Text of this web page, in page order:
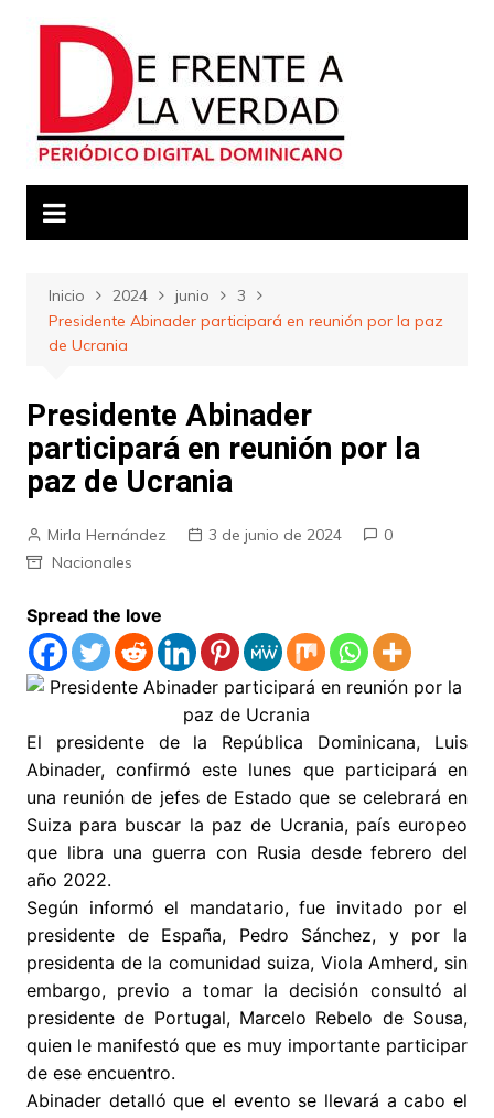
Inicio 2024 junio
3
Presidente Abinader participará en reunión por la paz
de Ucrania
Presidente Abinader
participará en reunión por la
paz de Ucrania
Mirla Hernández 3 de junio de 2024
0
Nacionales
Spread the love
El presidente de la República Dominicana, Luis
Abinader, confirmó este lunes que participará en
una reunión de jefes de Estado que se celebrará en
Suiza para buscar la paz de Ucrania, país europeo
que libra una guerra con Rusia desde febrero del
año 2022.
Según informó el mandatario, fue invitado por el
presidente de España, Pedro Sánchez, y por la
presidenta de la comunidad suiza, Viola Amherd, sin
embargo, previo a tomar la decisión consultó al
presidente de Portugal, Marcelo Rebelo de Sousa,
quien le manifestó que es muy importante participar
de ese encuentro.
Abinader detalló que el evento se llevará a cabo el